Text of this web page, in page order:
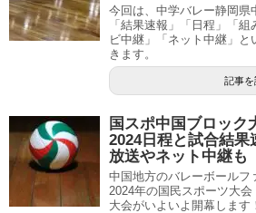
今回は、中学バレー静岡県
「結果速報」「日程」「
ビ中継」「ネット中継」
きます。
記事を
国スポ中国ブロック
2024日程と試合結
放送やネット中継も
中国地方のバレーボールフ
2024年の国民スポーツ大
大会がいよいよ開幕します